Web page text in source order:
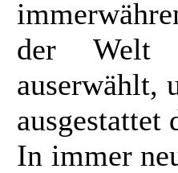
der Welt
auserwählt,
ausgestattet
In immer